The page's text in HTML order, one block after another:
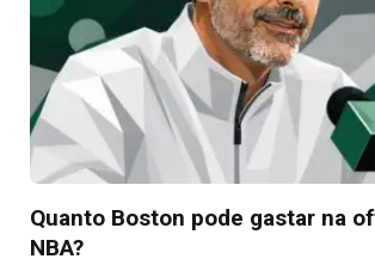
Quanto Boston pode gastar na
NBA?